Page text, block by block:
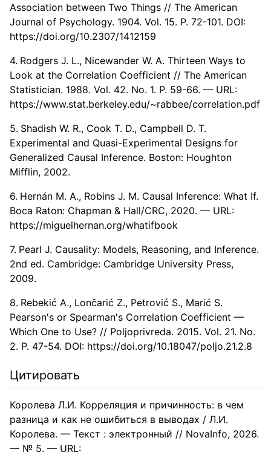
Association between Two Things // The American
Journal of Psychology. 1904. Vol. 15. P. 72-101. DOI:
https://doi.org/10.2307/1412159
Rodgers J. L., Nicewander W. A. Thirteen Ways to
Look at the Correlation Coefficient // The American
Statistician. 1988. Vol. 42. No. 1. P. 59-66. — URL:
https://www.stat.berkeley.edu/~rabbee/correlation.pdf
Shadish W. R., Cook T. D., Campbell D. T.
Experimental and Quasi-Experimental Designs for
Generalized Causal Inference. Boston: Houghton
Mifflin, 2002.
Hernán M. A., Robins J. M. Causal Inference: What If.
Boca Raton: Chapman & Hall/CRC, 2020. — URL:
https://miguelhernan.org/whatifbook
Pearl J. Causality: Models, Reasoning, and Inference.
2nd ed. Cambridge: Cambridge University Press,
2009.
Rebekić A., Lončarić Z., Petrović S., Marić S.
Pearson's or Spearman's Correlation Coefficient —
Which One to Use? // Poljoprivreda. 2015. Vol. 21. No.
2. P. 47-54. DOI: https://doi.org/10.18047/poljo.21.2.8
Цитировать
Королева Л.И. Корреляция и причинность: в чем
разница и как не ошибиться в выводах / Л.И.
Королева. — Текст : электронный // NovaInfo, 2026.
— № 5. — URL: